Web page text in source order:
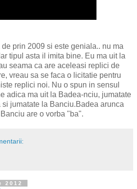
prin 2009 si este geniala.. nu ma
tipul asta il imita bine. Eu ma uit la
seama ca are aceleasi replici de
vreau sa se faca o licitatie pentru
replici noi. Nu o spun in sensul
adica ma uit la Badea-nciu, jumatate
jumatate la Banciu.Badea arunca
are o vorba "ba".
2012